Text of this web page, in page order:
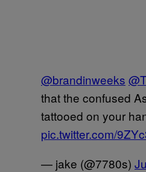
@brandinweeks
that the confused
tattooed on your
pic.twitter.com/
— jake (@7780s)